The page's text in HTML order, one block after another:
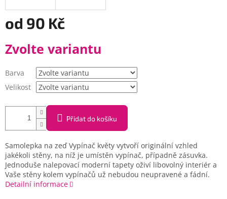
od 90 Kč
cena:
Zvolte variantu
Barva
Velikost
Přidat do košíku
Samolepka na zeď Vypínač květy vytvoří originální vzhled
jakékoli stěny, na níž je umístěn vypínač, případně zásuvka.
Jednoduše nalepovací moderní tapety oživí libovolný interiér a
Vaše stěny kolem vypínačů už nebudou neupravené a fádní.
Detailní informace